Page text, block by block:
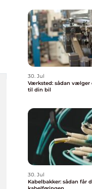
30. Jul
Værksted: sådan
til din bil
30. Jul
Kabelbakker: sådan får